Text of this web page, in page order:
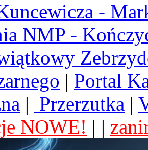
-
NMP -
| Portal
| Przerzutka |
NOWE! | |